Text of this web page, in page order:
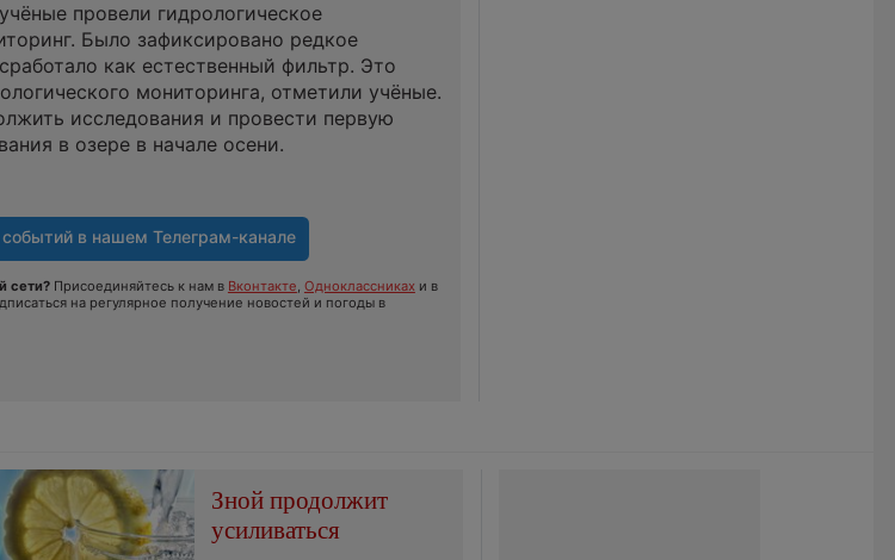
провели гидрологическое
Было зафиксировано редкое
как естественный фильтр. Это
мониторинга, отметили учёные.
исследования и провести первую
в озере в начале осени.
событий в нашем Телеграм-канале
сети?Присоединяйтесь к нам в Вконтакте Одноклассниках и в
на регулярное получение новостей и погоды в
Зной продолжит
усиливаться